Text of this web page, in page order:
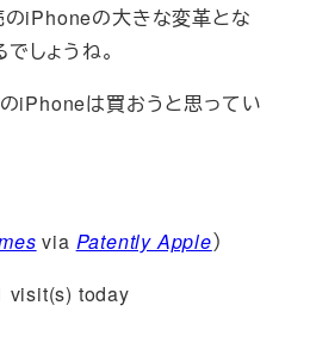
iPhoneの大きな変革とな
しょうね。
iPhoneは買おうと思ってい
via Patently Apple）
visit(s) today